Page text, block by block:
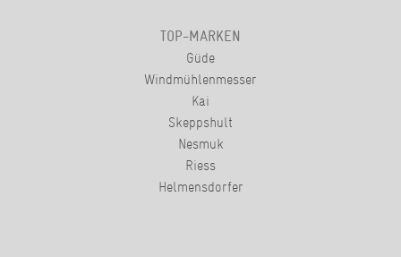
TOP-MARKEN
Güde
Windmühlenmesser
Kai
Skeppshult
Nesmuk
Riess
Helmensdorfer